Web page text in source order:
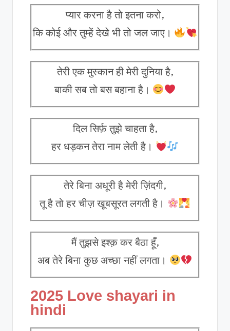
प्यार करना है तो इतना करो,
कि कोई और तुम्हें देखे भी तो जल जाए।
तेरी एक मुस्कान ही मेरी दुनिया है,
बाकी सब तो बस बहाना है।
दिल सिर्फ़ तुझे चाहता है,
हर धड़कन तेरा नाम लेती है।
तेरे बिना अधूरी है मेरी ज़िंदगी,
तू है तो हर चीज़ खूबसूरत लगती है।
मैं तुझसे इश्क़ कर बैठा हूँ,
अब तेरे बिना कुछ अच्छा नहीं लगता।
2025 Love shayari in
hindi